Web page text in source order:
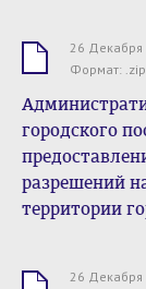
26 Декабря
Формат: .zip
городского
разрешений
территории
26 Декабря